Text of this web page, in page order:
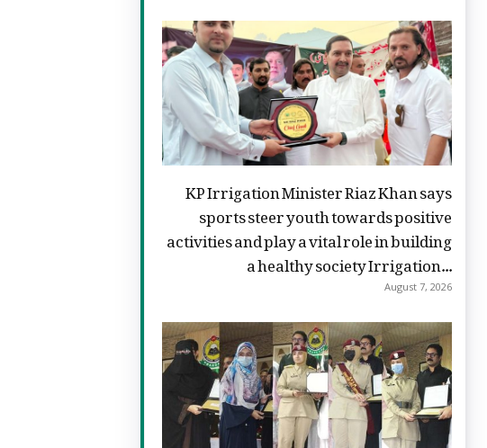
KP Irrigation Minister Riaz Khan says
sports steer youth towards positive
activities and play a vital role in building
a healthy society Irrigation...
August 7, 2026